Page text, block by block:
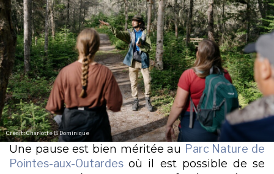
Crédit : Charlotte B. Dominique
Une pause est bien méritée au Parc Nature de
Pointes-aux-Outardesoù il est possible de se